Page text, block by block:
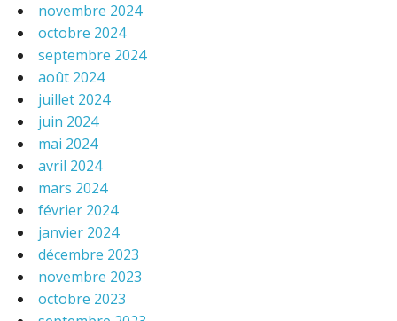
novembre 2024
octobre 2024
septembre 2024
août 2024
juillet 2024
juin 2024
mai 2024
avril 2024
mars 2024
février 2024
janvier 2024
décembre 2023
novembre 2023
octobre 2023